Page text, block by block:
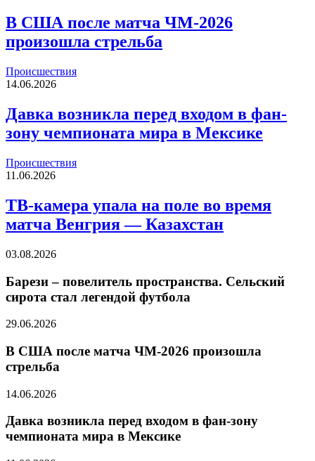
В США после матча ЧМ-2026
произошла стрельба
Происшествия
14.06.2026
Давка возникла перед входом в фан-
зону чемпионата мира в Мексике
Происшествия
11.06.2026
ТВ-камера упала на поле во время
матча Венгрия — Казахстан
03.08.2026
Барези – повелитель пространства. Сельский
сирота стал легендой футбола
29.06.2026
В США после матча ЧМ-2026 произошла
стрельба
14.06.2026
Давка возникла перед входом в фан-зону
чемпионата мира в Мексике